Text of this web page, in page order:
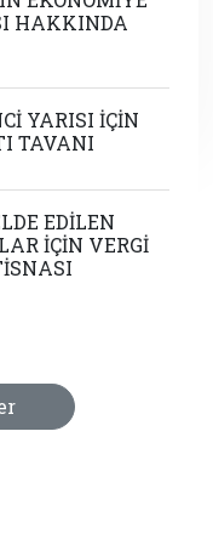
HAKKINDA
YARISI İÇİN
TAVANI
EDİLEN
İÇİN VERGİ